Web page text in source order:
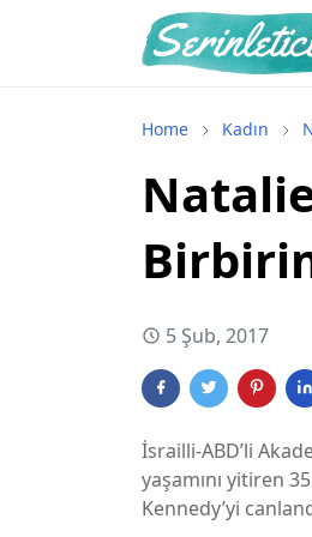
Home Kadın
5 Şub, 2017
İsrailli-ABD’li
yaşamını yitiren
Kennedy’yi